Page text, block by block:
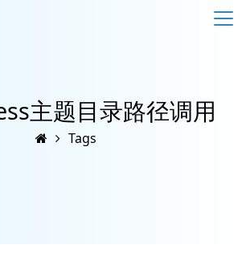
主题目录路径调用
Tags